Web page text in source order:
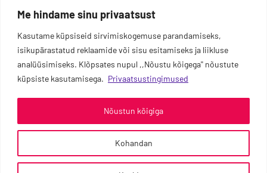
Me hindame sinu privaatsust
Kasutame küpsiseid sirvimiskogemuse parandamiseks,
isikupärastatud reklaamide või sisu esitamiseks ja liikluse
analüüsimiseks. Klõpsates nupul ,,Nõustu kõigega'' nõustute
küpsiste kasutamisega. Privaatsustingimused
Kohandan
Nõustun kõigiga